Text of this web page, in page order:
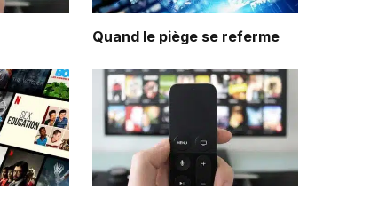
Quand le piège se referme